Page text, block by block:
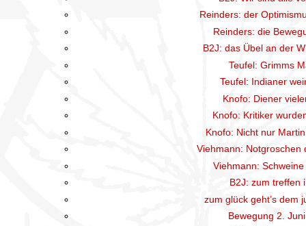
Reinders: der
Reinders: die
B2J: das Übel an der
Teufel: Grimms
Teufel: Indianer
Knofo: Diener
Knofo: Kritiker
Knofo: Nicht nur
Viehmann: Notgroschen
Viehmann:
B2J: zum treffen
zum glück geht’s dem
Bewegung 2.